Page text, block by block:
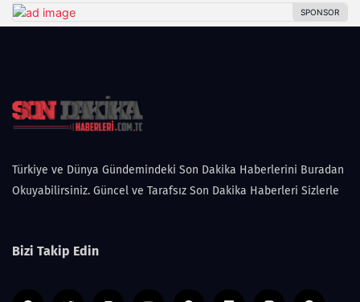
Türkiye ve Dünya Gündemindeki Son Dakika Haberlerini Buradan
Okuyabilirsiniz. Güncel ve Tarafsız Son Dakika Haberleri Sizlerle
Bizi Takip Edin